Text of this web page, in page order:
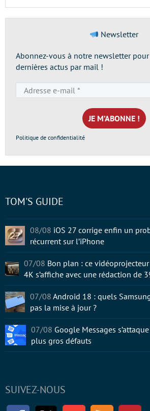
Newsletter
Abonnez-vous à notre newsletter
dernières actus par mail !
e-
mail
*
Politique de confidentialité
SUIVEZ-NOUS
TOM'S GUIDE
08/08 iOS 27 corrige enfin un
récurrent sur l’iPhone
07/08 Bon plan : ce
4K s’affiche avec une rédaction de
07/08 Android 18 : quels
pas la mise à jour ?
07/08 Google Messages
plus gros défauts